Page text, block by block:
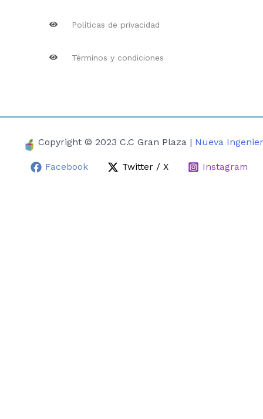
Políticas de privacidad
Términos y condiciones
Copyright © 2023 C.C Gran Plaza | Nueva
Facebook Twitter / X Instagram